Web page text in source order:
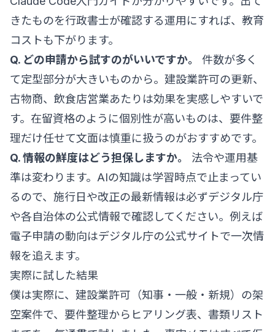
きたものを行政書士が確認する運用にすれば、教育
コストも下がります。
Q. どの申請から試すのがいいですか。
件数が多く
て定型部分が大きいものから。建設業許可の更新、
古物商、飲食店営業あたりは効果を実感しやすいで
す。在留資格のように個別性が高いものは、要件整
理だけ任せて文面は慎重に扱うのがおすすめです。
Q. 情報の鮮度はどう担保しますか。
法令や運用基
準は変わります。AIの知識は学習時点で止まってい
るので、施行日や改正の最新情報は必ずデジタル庁
や各自治体の公式情報で確認してください。例えば
電子申請の動向はデジタル庁の公式サイトで一次情
報を追えます。
実際に試した結果
僕は実際に、建設業許可（知事・一般・新規）の架
空案件で、要件整理からヒアリング表、書類リスト